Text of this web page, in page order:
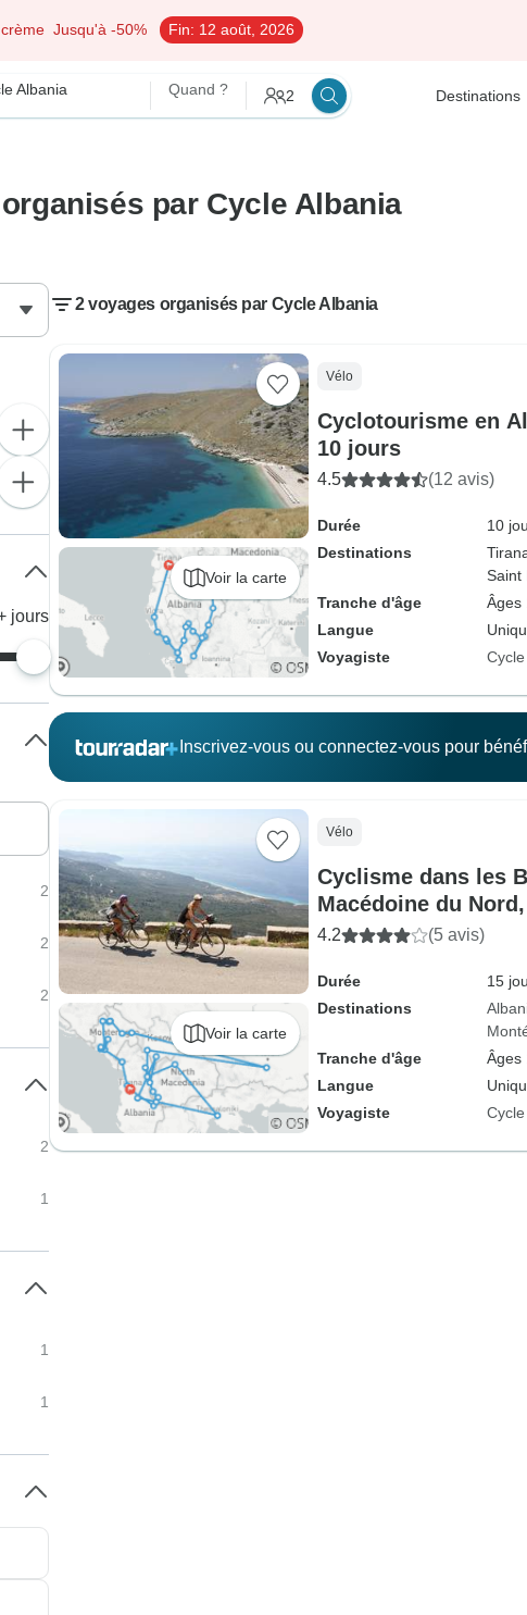
Jusqu'à -50% Fin: 12 août, 2026
Albania Quand ? 2 Destinations
par Cycle Albania
2 voyages organisés par Cycle Albania
Voir la carte
Vélo
Cyclotourisme en
10 jours
4.5 (12 avis)
Durée
10
Destinations
Saint
Tranche d'âge
Âges
Langue
Voyagiste
Inscrivez-vous ou connectez-vous pour
Voir la carte
Vélo
Cyclisme dans les
Macédoine du
4.2 (5 avis)
Durée
15
Destinations
Tranche d'âge
Âges
Langue
Voyagiste
jours
2
2
2
2
1
1
1